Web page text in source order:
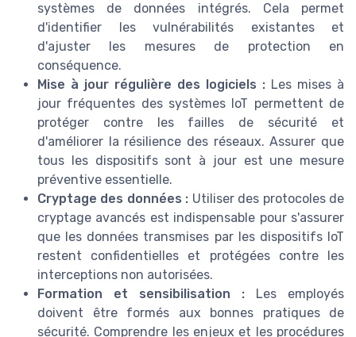
systèmes de données intégrés. Cela permet
d'identifier les vulnérabilités existantes et
d'ajuster les mesures de protection en
conséquence.
Mise à jour régulière des logiciels : Les mises à
jour fréquentes des systèmes IoT permettent de
protéger contre les failles de sécurité et
d'améliorer la résilience des réseaux. Assurer que
tous les dispositifs sont à jour est une mesure
préventive essentielle.
Cryptage des données : Utiliser des protocoles de
cryptage avancés est indispensable pour s'assurer
que les données transmises par les dispositifs IoT
restent confidentielles et protégées contre les
interceptions non autorisées.
Formation et sensibilisation : Les employés
doivent être formés aux bonnes pratiques de
sécurité. Comprendre les enjeux et les procédures